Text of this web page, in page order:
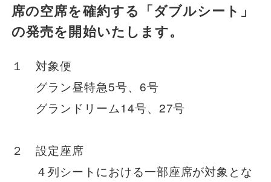
貸切バス
関連事業
お問い合わせ・Q&A
席の空席を確約する「ダブルシート」
の発売を開始いたします。
１ 対象便
グラン昼特急5号、6号
グランドリーム14号、27号
２ 設定座席
４列シートにおける一部座席が対象とな